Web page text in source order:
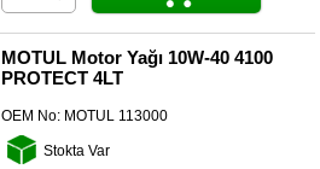
MOTUL Motor Yağı 10W-40 4100
PROTECT 4LT
OEM No: MOTUL 113000
Stokta Var